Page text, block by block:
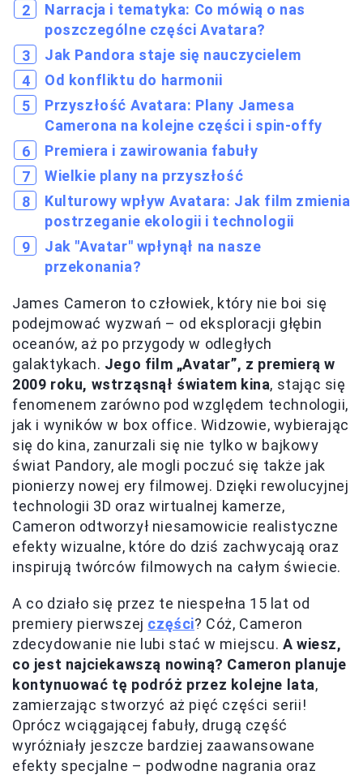
Narracja i tematyka: Co mówią o nas
poszczególne części Avatara?
Jak Pandora staje się nauczycielem
Od konfliktu do harmonii
Przyszłość Avatara: Plany Jamesa
Camerona na kolejne części i spin-offy
Premiera i zawirowania fabuły
Wielkie plany na przyszłość
Kulturowy wpływ Avatara: Jak film zmienia
postrzeganie ekologii i technologii
Jak "Avatar" wpłynął na nasze
przekonania?
James Cameron to człowiek, który nie boi się
podejmować wyzwań – od eksploracji głębin
oceanów, aż po przygody w odległych
galaktykach. Jego film „Avatar”, z premierą w
2009 roku, wstrząsnął światem kina, stając się
fenomenem zarówno pod względem technologii,
jak i wyników w box office. Widzowie, wybierając
się do kina, zanurzali się nie tylko w bajkowy
świat Pandory, ale mogli poczuć się także jak
pionierzy nowej ery filmowej. Dzięki rewolucyjnej
technologii 3D oraz wirtualnej kamerze,
Cameron odtworzył niesamowicie realistyczne
efekty wizualne, które do dziś zachwycają oraz
inspirują twórców filmowych na całym świecie.
A co działo się przez te niespełna 15 lat od
premiery pierwszej części? Cóż, Cameron
zdecydowanie nie lubi stać w miejscu. A wiesz,
co jest najciekawszą nowiną? Cameron planuje
kontynuować tę podróż przez kolejne lata,
zamierzając stworzyć aż pięć części serii!
Oprócz wciągającej fabuły, drugą część
wyróżniały jeszcze bardziej zaawansowane
efekty specjalne – podwodne nagrania oraz